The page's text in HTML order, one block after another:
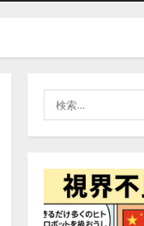
索:
4